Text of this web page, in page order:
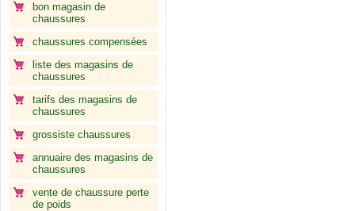
bon magasin de
chaussures
chaussures compensées
liste des magasins de
chaussures
tarifs des magasins de
chaussures
grossiste chaussures
annuaire des magasins de
chaussures
vente de chaussure perte
de poids